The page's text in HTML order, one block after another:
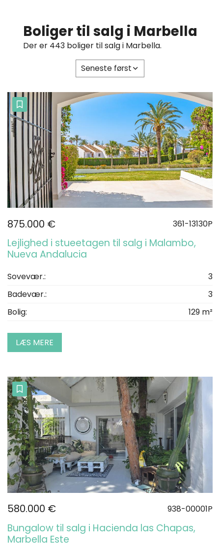
Boliger til salg i Marbella
Der er 443 boliger til salg i Marbella.
Seneste først
875.000 € 361-13130P
Lejlighed i stueetagen til salg i Malambo,
Nueva Andalucia
Sovevær.:
3
Badevær.:
3
Bolig:
129 m²
LÆS MERE
580.000 € 938-00001P
Bungalow til salg i Hacienda las Chapas,
Marbella Este